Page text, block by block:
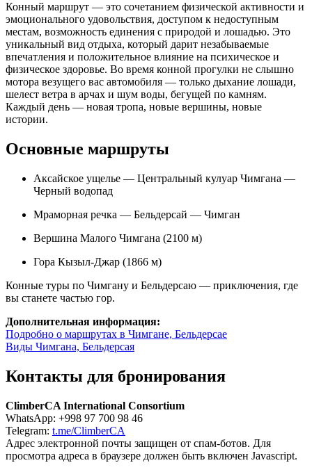
Конный маршрут — это сочетанием физической активности и
эмоционального удовольствия, доступом к недоступным
местам, возможность единения с природой и лошадью. Это
уникальный вид отдыха, который дарит незабываемые
впечатления и положительное влияние на психическое и
физическое здоровье. Во время конной прогулки не слышно
мотора везущего вас автомобиля — только дыхание лошади,
шелест ветра в арчах и шум воды, бегущей по камням.
Каждый день — новая тропа, новые вершины, новые
истории.
Основные маршруты
Аксайское ущелье — Центральный кулуар Чимгана —
Черный водопад
Мраморная речка — Бельдерсай — Чимган
Вершина Малого Чимгана (2100 м)
Гора Кызыл-Джар (1866 м)
Конные туры по Чимгану и Бельдерсаю — приключения, где
вы станете частью гор.
Дополнительная информация:
Подробно о маршрутах в Чимгане, Бельдерсае
Виды Чимгана, Бельдерсая
Контакты для бронирования
ClimberCA International Consortium
WhatsApp: +998 97 700 98 46
Telegram: t.me/ClimberCA
Адрес электронной почты защищен от спам-ботов. Для
просмотра адреса в браузере должен быть включен Javascript.